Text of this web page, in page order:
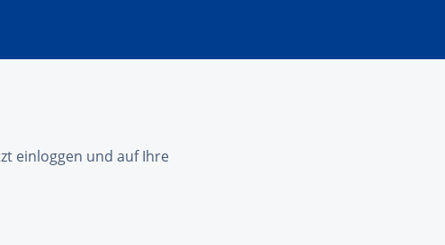
einloggen und auf Ihre